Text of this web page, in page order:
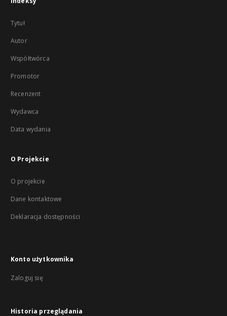
Tytuł
Autor
Współtwórca
Promotor
Recenzent
Wydawca
Data wydania
O Projekcie
O projekcie
Dane kontaktowe
Deklaracja dostępności
Konto użytkownika
Zaloguj się
Historia przeglądania